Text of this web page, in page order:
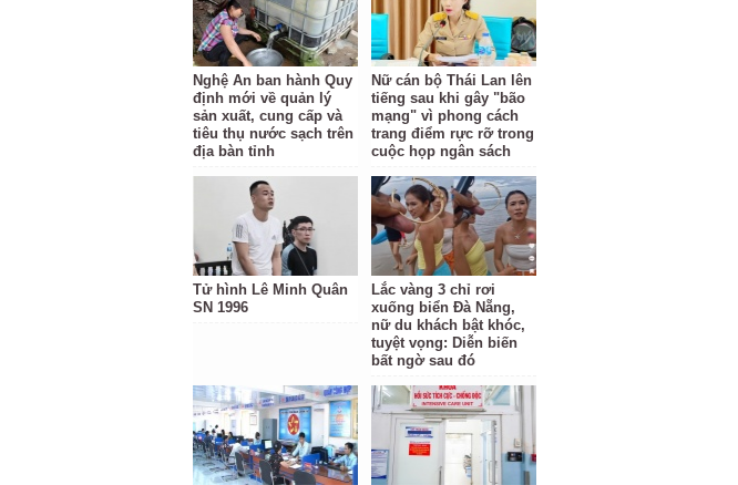
Nghệ An ban hành Quy
định mới về quản lý
sản xuất, cung cấp và
tiêu thụ nước sạch trên
địa bàn tỉnh
Nữ cán bộ Thái Lan lên
tiếng sau khi gây "bão
mạng" vì phong cách
trang điểm rực rỡ trong
cuộc họp ngân sách
Tử hình Lê Minh Quân
SN 1996
Lắc vàng 3 chỉ rơi
xuống biển Đà Nẵng,
nữ du khách bật khóc,
tuyệt vọng: Diễn biến
bất ngờ sau đó